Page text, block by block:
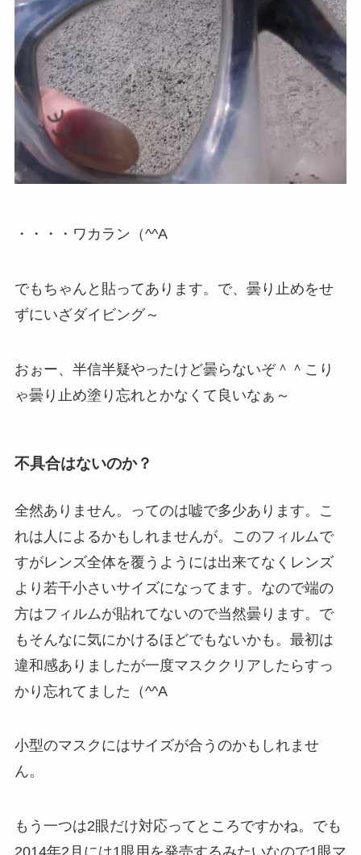
・・・・ワカラン（^^A
でもちゃんと貼ってあります。で、曇り止めをせ
ずにいざダイビング～
おぉー、半信半疑やったけど曇らないぞ＾＾こり
ゃ曇り止め塗り忘れとかなくて良いなぁ～
不具合はないのか？
全然ありません。ってのは嘘で多少あります。こ
れは人によるかもしれませんが。このフィルムで
すがレンズ全体を覆うようには出来てなくレンズ
より若干小さいサイズになってます。なので端の
方はフィルムが貼れてないので当然曇ります。で
もそんなに気にかけるほどでもないかも。最初は
違和感ありましたが一度マスククリアしたらすっ
かり忘れてました（^^A
小型のマスクにはサイズが合うのかもしれませ
ん。
もう一つは2眼だけ対応ってところですかね。でも